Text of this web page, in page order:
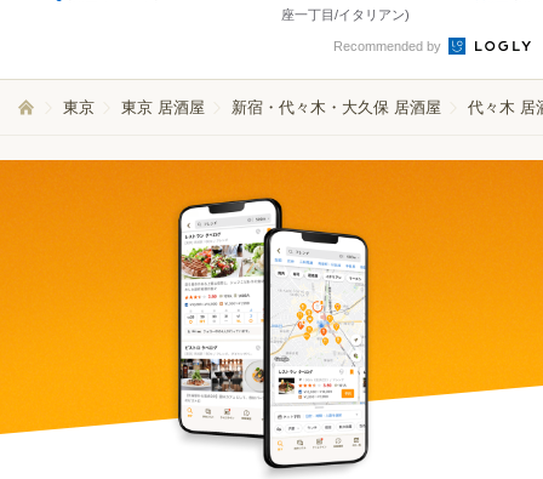
座一丁目/イタリアン)
Recommended by
東京 東京 居酒屋 新宿・代々木・大久保 居酒屋 代々木 居